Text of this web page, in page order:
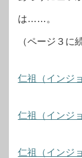
は……。
（ページ３に
仁祖（インジ
仁祖（インジ
仁祖（インジ